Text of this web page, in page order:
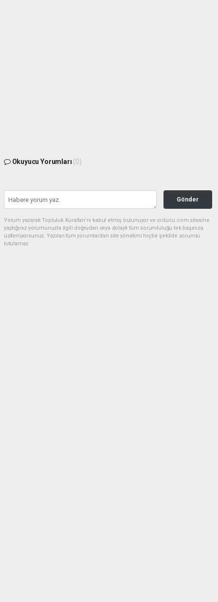
Okuyucu Yorumları (0)
Gönder
Yorum yazarak Topluluk Kuralları’nı kabul etmiş bulunuyor ve orducu.com sitesine
yaptığınız yorumunuzla ilgili doğrudan veya dolaylı tüm sorumluluğu tek başınıza
üstleniyorsunuz. Yazılan tüm yorumlardan site yönetimi hiçbir şekilde sorumlu
tutulamaz.